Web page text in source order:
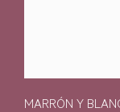
MARRÓN Y